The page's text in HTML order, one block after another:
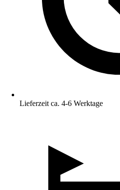
Lieferzeit ca. 4-6 Werktage